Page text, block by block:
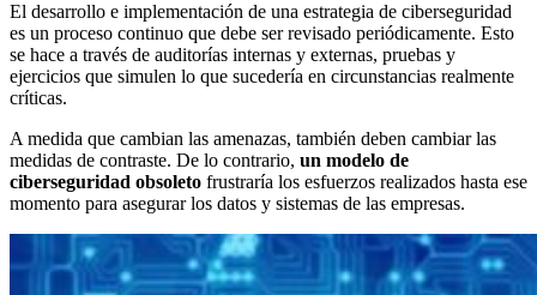
El desarrollo e implementación de una estrategia de ciberseguridad
es un proceso continuo que debe ser revisado periódicamente. Esto
se hace a través de auditorías internas y externas, pruebas y
ejercicios que simulen lo que sucedería en circunstancias realmente
críticas.
A medida que cambian las amenazas, también deben cambiar las
medidas de contraste. De lo contrario, un modelo de
ciberseguridad obsoleto frustraría los esfuerzos realizados hasta ese
momento para asegurar los datos y sistemas de las empresas.